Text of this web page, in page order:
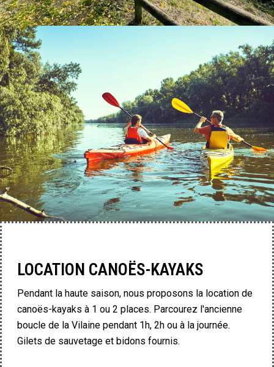
LOCATION CANOËS-KAYAKS
Pendant la haute saison, nous proposons la location de
canoës-kayaks à 1 ou 2 places. Parcourez l'ancienne
boucle de la Vilaine pendant 1h, 2h ou à la journée.
Gilets de sauvetage et bidons fournis.